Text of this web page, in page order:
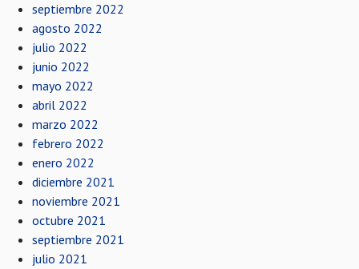
septiembre 2022
agosto 2022
julio 2022
junio 2022
mayo 2022
abril 2022
marzo 2022
febrero 2022
enero 2022
diciembre 2021
noviembre 2021
octubre 2021
septiembre 2021
julio 2021